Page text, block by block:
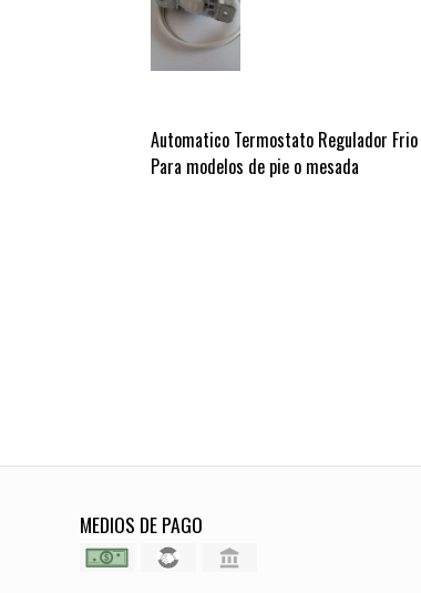
Automatico Termostato Regulador Frio
Para modelos de pie o mesada
MEDIOS DE PAGO